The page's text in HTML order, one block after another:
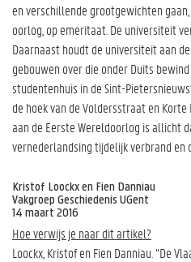
en verschillende grootgewichten
oorlog, op emeritaat. De universiteit
Daarnaast houdt de universiteit aan
gebouwen over die onder Duits
studentenhuis in de Sint-
de hoek van de Voldersstraat en
aan de Eerste Wereldoorlog is allicht
vernederlandsing tijdelijk verbrand en
Kristof Loockx en Fien Danniau
Vakgroep Geschiedenis UGent
14 maart 2016
Hoe verwijs je naar dit artikel?
Loockx, Kristof en Fien Danniau. “De